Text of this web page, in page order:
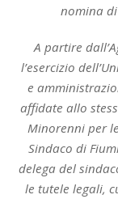
nomina
A partire
l’esercizio
e
affidate allo
Minorenni per
Sindaco di
delega del
le tutele legali,